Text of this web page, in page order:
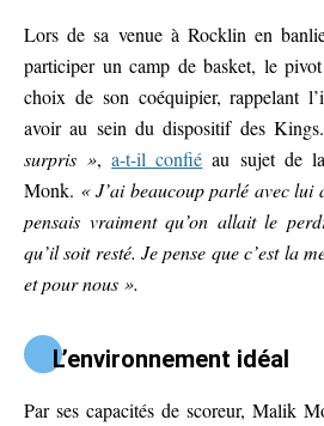
Lors de sa venue à Rocklin en
participer un camp de basket, le
choix de son coéquipier, rappelant
avoir au sein du dispositif des Kings.
surpris »,a-t-il confié au sujet de
Monk. « J’ai beaucoup parlé avec lui
pensais vraiment qu’on allait le
qu’il soit resté. Je pense que c’est la
et pour nous ».
L’environnement idéal
Par ses capacités de scoreur, Malik